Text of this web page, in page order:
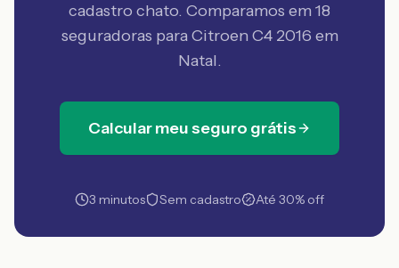
cadastro chato. Comparamos em 18
seguradoras para Citroen C4 2016 em
Natal.
Calcular meu seguro grátis
3 minutos Sem cadastro Até 30% off